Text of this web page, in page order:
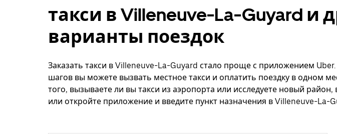
такси в Villeneuve-La-Guyard и
варианты поездок
Заказать такси в Villeneuve-La-Guyard стало проще с приложением Uber.
шагов вы можете вызвать местное такси и оплатить поездку в одном
того, вызываете ли вы такси из аэропорта или исследуете новый район,
или откройте приложение и введите пункт назначения в Villeneuve-La-